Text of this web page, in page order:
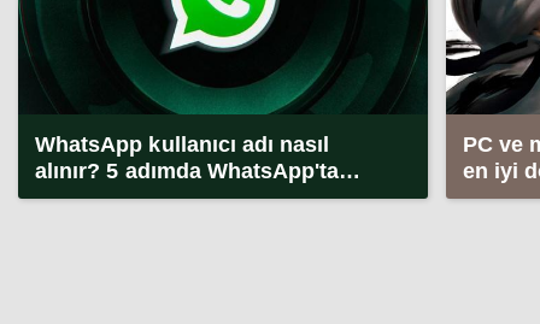
WhatsApp kullanıcı adı nasıl
alınır? 5 adımda WhatsApp'ta
kullanıcı adı alma (2026)
PC ve
en iyi